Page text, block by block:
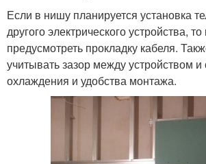
Если в нишу планируется установка
другого электрического устройства,
предусмотреть прокладку кабеля.
учитывать зазор между устройством и
охлаждения и удобства монтажа.